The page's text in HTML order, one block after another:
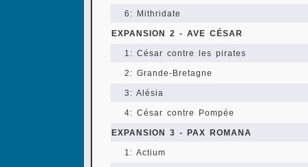
6: Mithridate
EXPANSION 2 - AVE CÉSAR
1: César contre les pirates
2: Grande-Bretagne
3: Alésia
4: César contre Pompée
EXPANSION 3 - PAX ROMANA
1: Actium